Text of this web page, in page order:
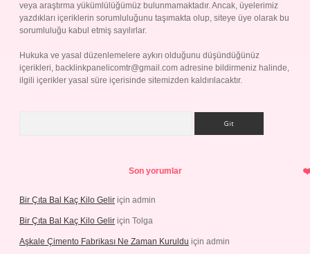
veya araştırma yükümlülüğümüz bulunmamaktadır. Ancak, üyelerimiz
yazdıkları içeriklerin sorumluluğunu taşımakta olup, siteye üye olarak bu
sorumluluğu kabul etmiş sayılırlar.
Hukuka ve yasal düzenlemelere aykırı olduğunu düşündüğünüz
içerikleri, backlinkpanelicomtr@gmail.com adresine bildirmeniz halinde,
ilgili içerikler yasal süre içerisinde sitemizden kaldırılacaktır.
Son yorumlar
Bir Çıta Bal Kaç Kilo Gelir için admin
Bir Çıta Bal Kaç Kilo Gelir için Tolga
Aşkale Çimento Fabrikası Ne Zaman Kuruldu için admin